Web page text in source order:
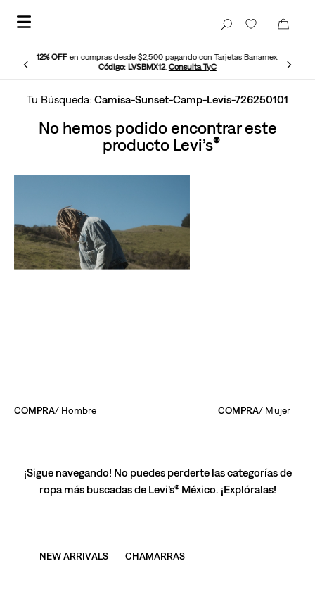
12% OFFen compras desde $2,500 pagando con Tarjetas Banamex.
Código: LVSBMX12. Consulta TyC
Camisa-Sunset-Camp-Levis-726250101
No hemos podido encontrar este
producto Levi’s
COMPRA/ Hombre COMPRA/ Mujer
¡Sigue navegando! No puedes perderte las categorías de
ropa más buscadas de Levi’s® México. ¡Explóralas!